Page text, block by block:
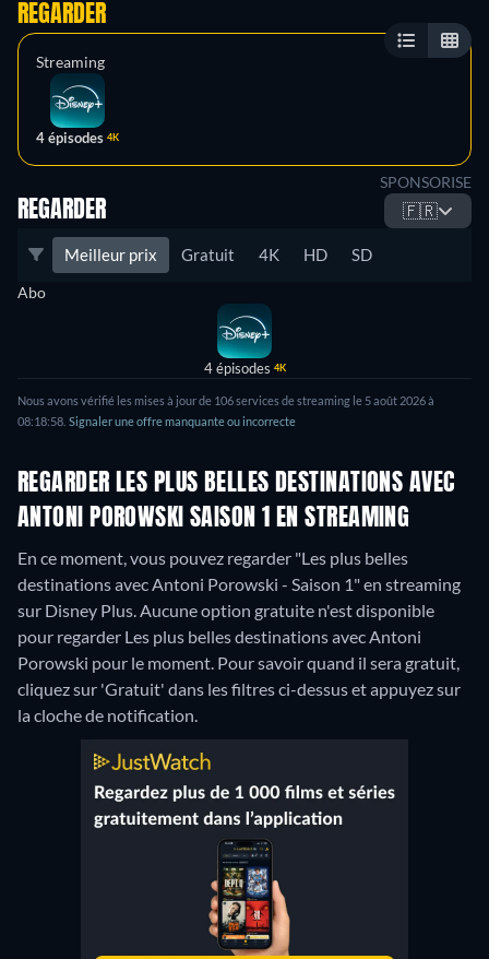
REGARDER
Streaming
4 épisodes 4K
SPONSORISE
REGARDER 🇫🇷
Meilleur prix Gratuit 4K HD SD
Abo
4 épisodes 4K
Nous avons vérifié les mises à jour de 106 services de streaming le 5 août 2026 à
08:18:58. Signaler une offre manquante ou incorrecte
REGARDER LES PLUS BELLES DESTINATIONS AVEC
ANTONI POROWSKI SAISON 1 EN STREAMING
En ce moment, vous pouvez regarder "Les plus belles
destinations avec Antoni Porowski - Saison 1" en streaming
sur Disney Plus. Aucune option gratuite n'est disponible
pour regarder Les plus belles destinations avec Antoni
Porowski pour le moment. Pour savoir quand il sera gratuit,
cliquez sur 'Gratuit' dans les filtres ci-dessus et appuyez sur
la cloche de notification.